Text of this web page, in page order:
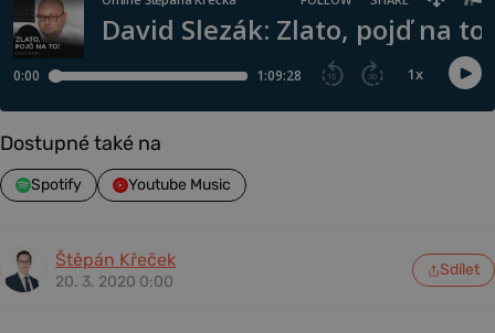
Dostupné také na
Spotify Youtube Music
Štěpán Křeček
20. 3. 2020 0:00
Sdílet